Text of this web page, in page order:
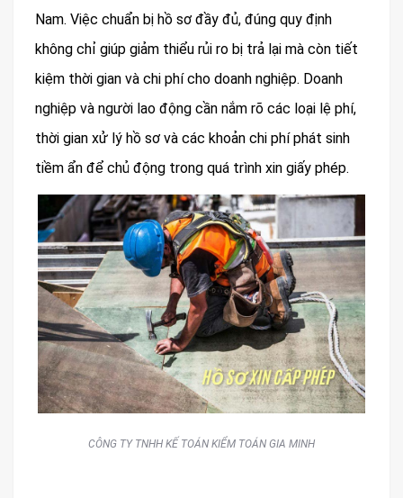
Nam. Việc chuẩn bị hồ sơ đầy đủ, đúng quy định
không chỉ giúp giảm thiểu rủi ro bị trả lại mà còn tiết
kiệm thời gian và chi phí cho doanh nghiệp. Doanh
nghiệp và người lao động cần nắm rõ các loại lệ phí,
thời gian xử lý hồ sơ và các khoản chi phí phát sinh
tiềm ẩn để chủ động trong quá trình xin giấy phép.
CÔNG TY TNHH KẾ TOÁN KIỂM TOÁN GIA MINH